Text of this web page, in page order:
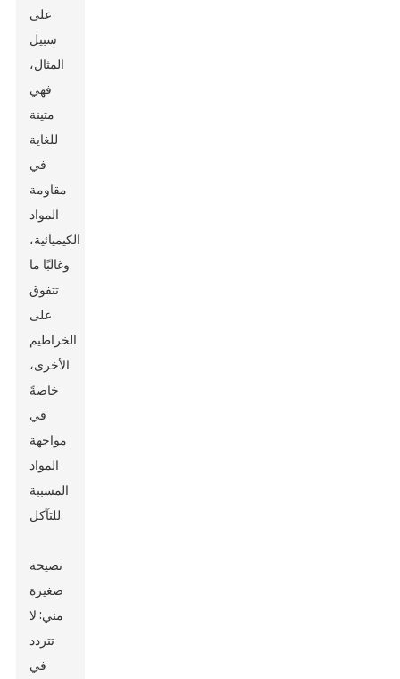
على
سبيل
المثال،
فهي
متينة
للغاية
في
مقاومة
المواد
الكيميائية،
وغالبًا ما
تتفوق
على
الخراطيم
الأخرى،
خاصةً
في
مواجهة
المواد
المسببة
للتآكل.
نصيحة
صغيرة
مني: لا
تتردد
في